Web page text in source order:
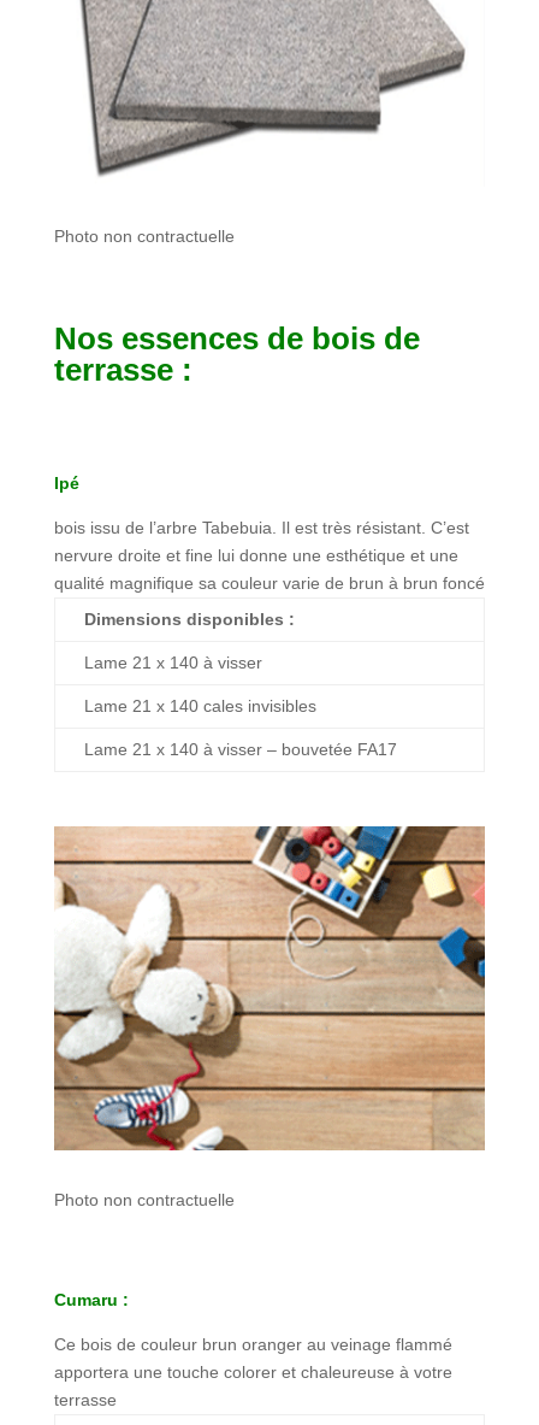
Photo non contractuelle
Nos essences de bois de
terrasse :
Ipé
bois issu de l’arbre Tabebuia. Il est très résistant. C’est
nervure droite et fine lui donne une esthétique et une
qualité magnifique sa couleur varie de brun à brun foncé
Dimensions disponibles :
Lame 21 x 140 à visser
Lame 21 x 140 cales invisibles
Lame 21 x 140 à visser – bouvetée FA17
Photo non contractuelle
Cumaru :
Ce bois de couleur brun oranger au veinage flammé
apportera une touche colorer et chaleureuse à votre
terrasse